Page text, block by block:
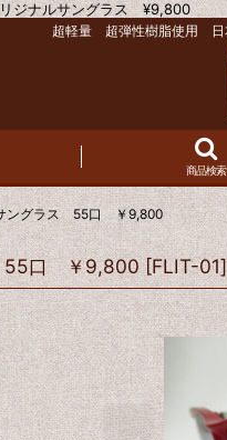
ナルサングラス ¥9,800
超軽量 超弾性樹脂使用
商品検索
ングラス 55口 ￥9,800
55口 ￥9,800 [FLIT-01]